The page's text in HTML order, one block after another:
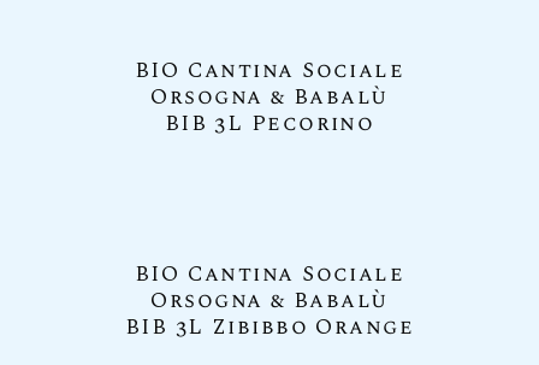
BIO Cantina Sociale
Orsogna & Babalù
BIB 3L Pecorino
BIO Cantina Sociale
Orsogna & Babalù
BIB 3L Zibibbo Orange